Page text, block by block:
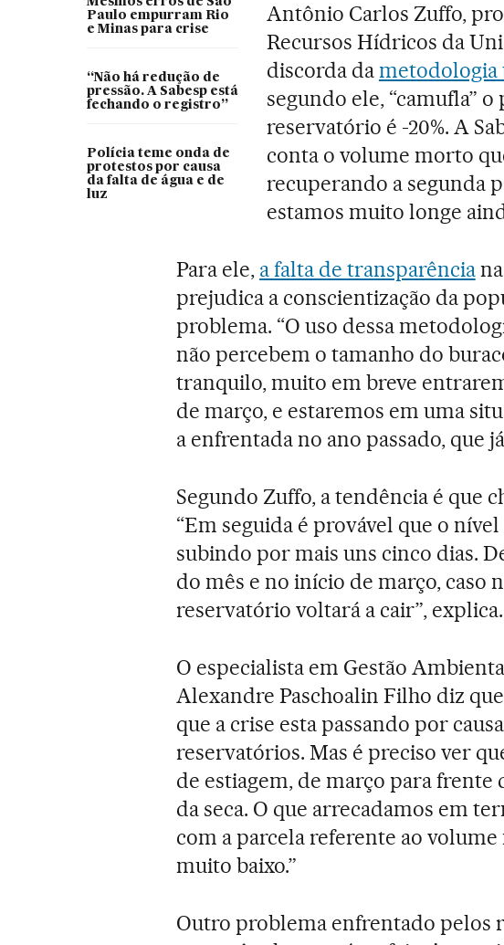
Paulo empurram Rio
e Minas para crise
“Não há redução de
pressão. A Sabesp está
fechando o registro”
Polícia teme onda de
protestos por causa
da falta de água e de
luz
Antônio Carlos Zuffo,
Recursos Hídricos da
discorda dametodologia
segundo ele, “camufla”
reservatório é -20%. A
conta o volume morto
recuperando a segunda
estamos muito longe
Para ele, a falta de transparênciana
prejudica a conscientização da
problema. “O uso dessa
não percebem o tamanho do
tranquilo, muito em breve
de março, e estaremos em uma
a enfrentada no ano passado, que
Segundo Zuffo, a tendência é que
“Em seguida é provável que o
subindo por mais uns cinco dias.
do mês e no início de março, caso
reservatório voltará a cair”, explica.
O especialista em Gestão
Alexandre Paschoalin Filho diz
que a crise esta passando por
reservatórios. Mas é preciso ver
de estiagem, de março para frente
da seca. O que arrecadamos em
com a parcela referente ao
muito baixo.”
Outro problema enfrentado pelos